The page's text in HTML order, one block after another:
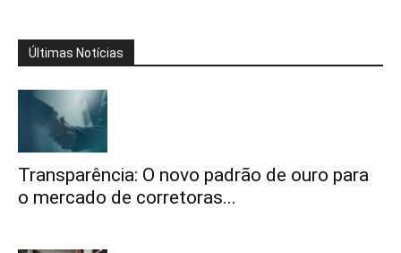
Últimas Notícias
Transparência: O novo padrão de ouro para
o mercado de corretoras...